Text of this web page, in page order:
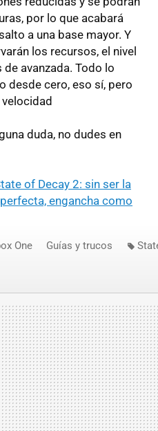
por lo que acabará
a una base mayor. Y
los recursos, el nivel
avanzada. Todo lo
desde cero, eso sí, pero
duda, no dudes en
of Decay 2: sin ser la
engancha como
One Guías y trucos